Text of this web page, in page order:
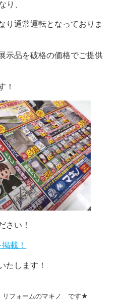
り、
り通常運転となっておりま
示品を破格の価格でご提供
！
さい！
載！
たします！
フォームのマキノ です★